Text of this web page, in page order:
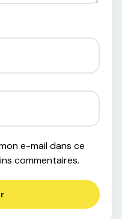
e-mail dans ce
commentaires.